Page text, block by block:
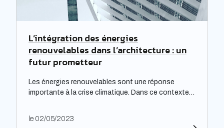
L’intégration des énergies
renouvelables dans l’architecture : un
futur prometteur
Les énergies renouvelables sont une réponse
importante à la crise climatique. Dans ce contexte,
construction et de l’aménagement des bâtiments.
le 02/05/2023